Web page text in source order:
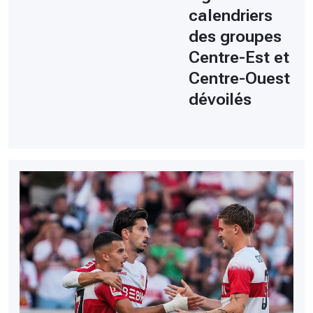
calendriers
des groupes
Centre-Est et
Centre-Ouest
dévoilés